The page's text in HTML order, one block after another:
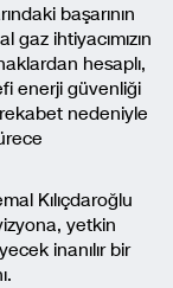
başarının
ihtiyacımızın
hesaplı,
enerji güvenliği
nedeniyle
Kılıçdaroğlu
yetkin
inanılır bir